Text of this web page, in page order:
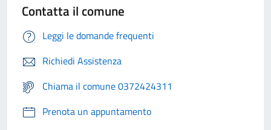
Contatta il comune
Leggi le domande frequenti
Richiedi Assistenza
Chiama il comune 0372424311
Prenota un appuntamento